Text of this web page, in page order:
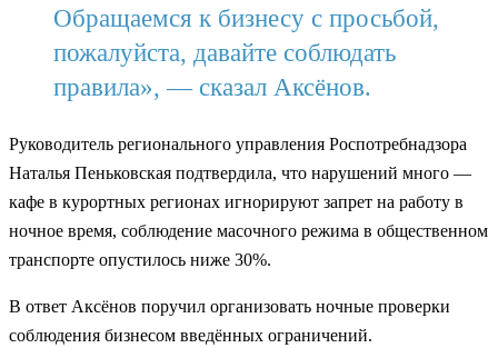
Обращаемся к бизнесу с просьбой,
пожалуйста, давайте соблюдать
правила», — сказал Аксёнов.
Руководитель регионального управления Роспотребнадзора
Наталья Пеньковская подтвердила, что нарушений много —
кафе в курортных регионах игнорируют запрет на работу в
ночное время, соблюдение масочного режима в общественном
транспорте опустилось ниже 30%.
В ответ Аксёнов поручил организовать ночные проверки
соблюдения бизнесом введённых ограничений.